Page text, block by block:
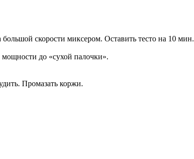
скорости миксером. Оставить тесто на 10 мин.
до «сухой палочки».
Промазать коржи.